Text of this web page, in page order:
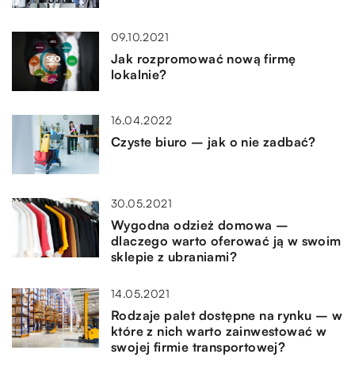
09.10.2021
Jak rozpromować nową firmę
lokalnie?
16.04.2022
Czyste biuro – jak o nie zadbać?
30.05.2021
Wygodna odzież domowa –
dlaczego warto oferować ją w swoim
sklepie z ubraniami?
14.05.2021
Rodzaje palet dostępne na rynku – w
które z nich warto zainwestować w
swojej firmie transportowej?